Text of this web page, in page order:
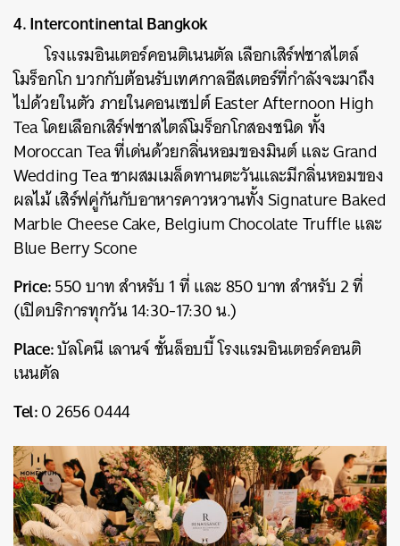
4. Intercontinental Bangkok
โรงแรมอินเตอร์คอนติเนนตัล เลือกเสิร์ฟชาสไตล์
โมร็อกโก บวกกับต้อนรับเทศกาลอีสเตอร์ที่กำลังจะมาถึง
ไปด้วยในตัว ภายในคอนเซปต์ Easter Afternoon High
Tea โดยเลือกเสิร์ฟชาสไตล์โมร็อกโกสองชนิด ทั้ง
Moroccan Tea ที่เด่นด้วยกลิ่นหอมของมินต์ และ Grand
Wedding Tea ชาผสมเมล็ดทานตะวันและมีกลิ่นหอมของ
ผลไม้ เสิร์ฟคู่กันกับอาหารคาวหวานทั้ง Signature Baked
Marble Cheese Cake, Belgium Chocolate Truffle และ
Blue Berry Scone
Price:550 บาท สำหรับ 1 ที่ และ 850 บาท สำหรับ 2 ที่
(เปิดบริการทุกวัน 14:30-17:30 น.)
Place:บัลโคนี เลานจ์ ชั้นล็อบบี้ โรงแรมอินเตอร์คอนติ
เนนตัล
Tel:0 2656 0444